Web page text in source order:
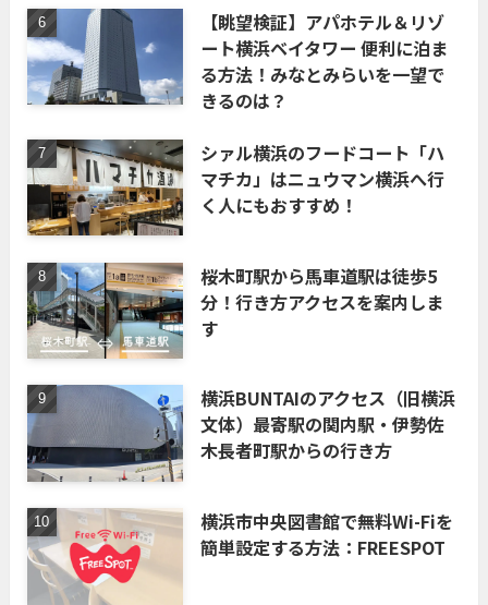
【眺望検証】アパホテル＆リゾ
ート横浜ベイタワー 便利に泊ま
る方法！みなとみらいを一望で
きるのは？
シァル横浜のフードコート「ハ
マチカ」はニュウマン横浜へ行
く人にもおすすめ！
桜木町駅から馬車道駅は徒歩5
分！行き方アクセスを案内しま
す
横浜BUNTAIのアクセス（旧横浜
文体）最寄駅の関内駅・伊勢佐
木長者町駅からの行き方
横浜市中央図書館で無料Wi-Fiを
簡単設定する方法：FREESPOT